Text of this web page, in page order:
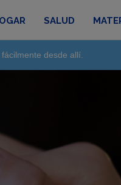
SALUD
desde allí.